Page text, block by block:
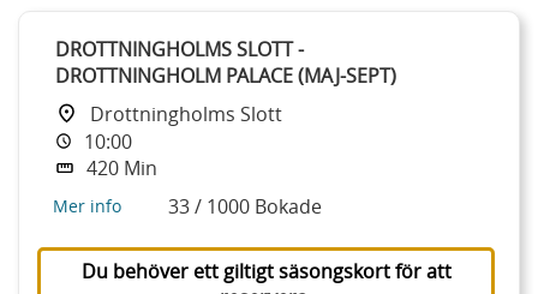
DROTTNINGHOLMS SLOTT -
DROTTNINGHOLM PALACE (MAJ-SEPT)
Drottningholms Slott
10:00
420 Min
Mer info 33 / 1000 Bokade
Du behöver ett giltigt säsongskort för att